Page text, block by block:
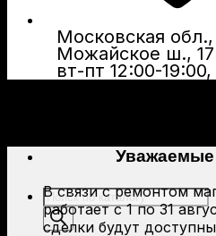
Московская
Можайское ш.,
вт-пт 12:00-
Поиск
товаров
Уважаемые
В связи с ремонтом
работает с 1 по 31
сделки будут